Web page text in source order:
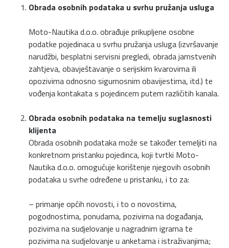
Obrada osobnih podataka u svrhu pružanja usluga
Moto-Nautika d.o.o. obrađuje prikupljene osobne
podatke pojedinaca u svrhu pružanja usluga (izvršavanje
narudžbi, besplatni servisni pregledi, obrada jamstvenih
zahtjeva, obavještavanje o serijskim kvarovima ili
opozivima odnosno sigurnosnim obavijestima, itd.) te
vođenja kontakata s pojedincem putem različitih kanala.
Obrada osobnih podataka na temelju suglasnosti
klijenta
Obrada osobnih podataka može se također temeljiti na
konkretnom pristanku pojedinca, koji tvrtki Moto-
Nautika d.o.o. omogućuje korištenje njegovih osobnih
podataka u svrhe određene u pristanku, i to za:
– primanje općih novosti, i to o novostima,
pogodnostima, ponudama, pozivima na događanja,
pozivima na sudjelovanje u nagradnim igrama te
pozivima na sudjelovanje u anketama i istraživanjima;